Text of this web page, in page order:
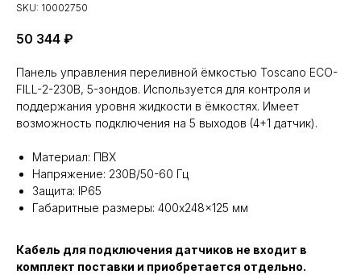
SKU: 10002750
50 344 ₽
Панель управления переливной ёмкостью Toscano ECO-
FILL-2-230В, 5-зондов. Используется для контроля и
поддержания уровня жидкости в ёмкостях. Имеет
возможность подключения на 5 выходов (4+1 датчик).
Материал: ПВХ
Напряжение: 230В/50-60 Гц
Защита: IP65
Габаритные размеры: 400x248x125 мм
Кабель для подключения датчиков не входит в
комплект поставки и приобретается отдельно.